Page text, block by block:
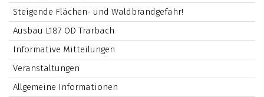
Steigende Flächen- und Waldbrandgefahr!
Ausbau L187 OD Trarbach
Informative Mitteilungen
Veranstaltungen
Allgemeine Informationen